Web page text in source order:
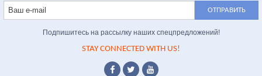
Подпишитесь на рассылку наших спецпредложений!
STAY CONNECTED WITH US!